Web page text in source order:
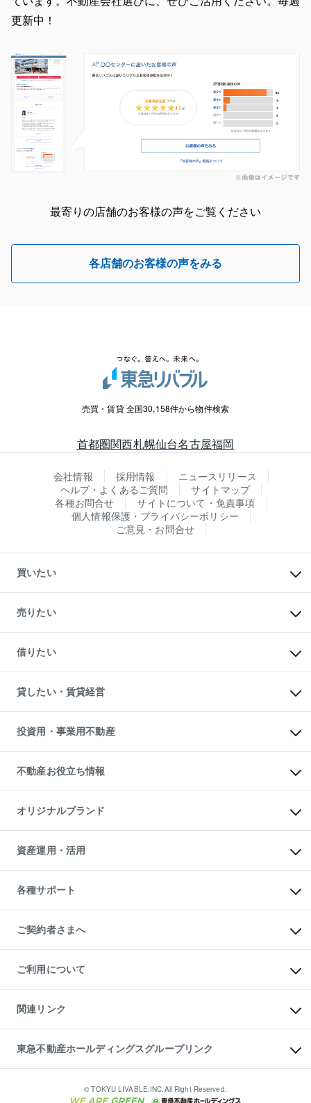
更新中！
最寄りの店舗のお客様の声をご覧ください
各店舗のお客様の声をみる
売買・賃貸 全国30,158件から物件検索
首都圏関西札幌仙台名古屋福岡
会社情報 採用情報
ニュースリリース
ヘルプ・よくあるご質問
サイトマップ
各種お問合せ
サイトについて・免責事項
個人情報保護・プライバシーポリシー
ご意見・お問合せ
買いたい
新築・分譲マンションの購入
中古マンションの購入
一戸建ての購入
中古一戸建ての購入
不動産購入の流れ
注目キーワード物件特集
購入ガイド
English 繁体中文簡体中文
売りたい
一戸建ての売却・査定
土地の売却・査定
スピードAI査定
不動産査定について
不動産売却の流れ
不動産買換えの流れ
売却ガイド
借りたい
オフィス・店舗の賃貸
借りるときの流れ
借りるガイド
貸したい・賃貸経営
マンション賃料データ
賃貸管理プラン
リロケーションについて
貸すガイド
投資用・事業用不動産
事業用不動産
マンション投資
投資用マンション
アパート経営
収益物件
ビル購入（ビル一棟）
投資用不動産の売却査定
事業用不動産の売却査定
不動産お役立ち情報
マンションライブラリー
人気マンションランキング
暮らしに役立つ不動産メディア
不動産相場・不動産価格情報
不動産コラム・ニュース
不動産用語集
不動産なんでもネット相談室
住まいの税金
オリジナルブランド
一棟リノベーションマンション
L`GENTE（ルジェンテ）
区分リノベーションマンション
投資用一棟レジデンスWELL
不動産小口投資
LEGACIA（レガシア）
資産運用・活用
不動産M&A
アセットマネジメント・出資
各種サポート
相続サポート
リフォームサポート
ご契約者さまへ
ご紹介・再契約特典
入居者様専用-各種ご案内（賃貸）
東急こすもす会「こすもすWeb」
ご利用について
金融商品取引について
東急リバブル ソーシャルメディアポリシー
ご意見・お問い合わせ（金融商品取引専用の相談・お問い合わせ窓口）
ダイレクトメール（郵送物）・Eメールなどの送付停止について
関連リンク
これからご結婚される方に東急百貨店のブライダルクラブ
人材サービスのご用命は 東急リバブルスタッフ株式会社まで
東北の逸品を贈ります 東北すぐれものセレクション
東急不動産ホールディングスグループリンク
東急コミュニティー© TOKYU LIVABLE,INC.All Right Reserved.